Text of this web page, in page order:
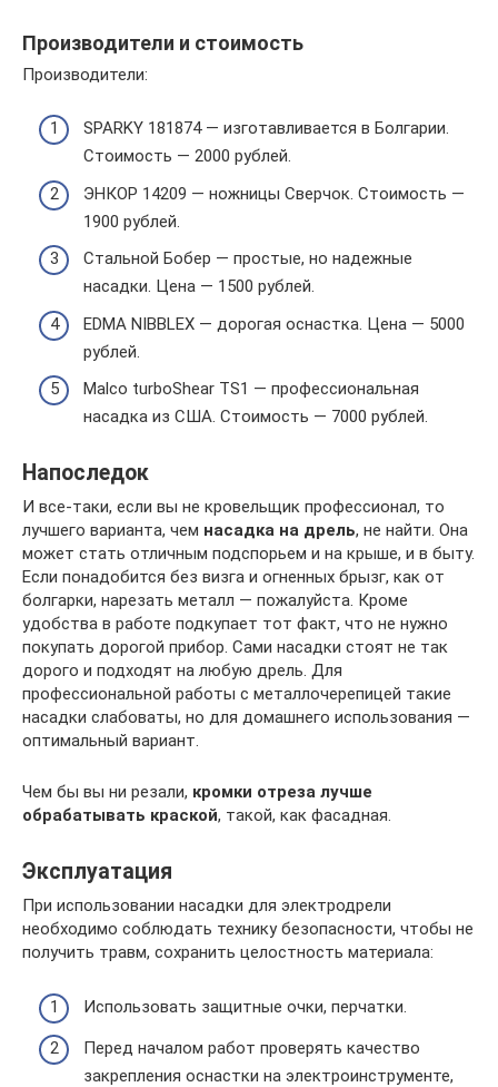
Производители и стоимость
Производители:
SPARKY 181874 — изготавливается в Болгарии.
Стоимость — 2000 рублей.
ЭНКОР 14209 — ножницы Сверчок. Стоимость —
1900 рублей.
Стальной Бобер — простые, но надежные
насадки. Цена — 1500 рублей.
EDMA NIBBLEX — дорогая оснастка. Цена — 5000
рублей.
Malco turboShear TS1 — профессиональная
насадка из США. Стоимость — 7000 рублей.
Напоследок
И все-таки, если вы не кровельщик профессионал, то
лучшего варианта, чем насадка на дрель, не найти. Она
может стать отличным подспорьем и на крыше, и в быту.
Если понадобится без визга и огненных брызг, как от
болгарки, нарезать металл — пожалуйста. Кроме
удобства в работе подкупает тот факт, что не нужно
покупать дорогой прибор. Сами насадки стоят не так
дорого и подходят на любую дрель. Для
профессиональной работы с металлочерепицей такие
насадки слабоваты, но для домашнего использования —
оптимальный вариант.
Чем бы вы ни резали, кромки отреза лучше
обрабатывать краской, такой, как фасадная.
Эксплуатация
При использовании насадки для электродрели
необходимо соблюдать технику безопасности, чтобы не
получить травм, сохранить целостность материала:
Использовать защитные очки, перчатки.
Перед началом работ проверять качество
закрепления оснастки на электроинструменте,